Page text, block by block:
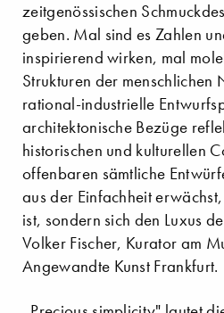
zeitgenössischen
geben. Mal sind es Zahlen
inspirierend wirken, mal
Strukturen der menschlichen
rational-industrielle
architektonische Bezüge
historischen und kulturellen
offenbaren sämtliche
aus der Einfachheit
ist, sondern sich den Luxus
Volker Fischer, Kurator am
Angewandte Kunst Frankfurt.